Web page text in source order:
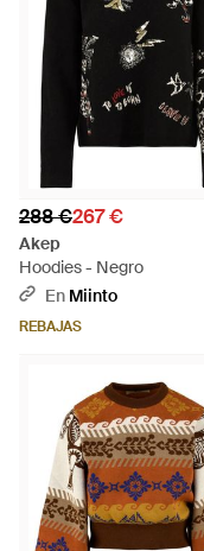
288 €267 €
Akep
Hoodies - Negro
En Miinto
REBAJAS